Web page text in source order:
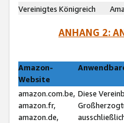
Vereinigtes Königreich
ANHANG 2:
Amazon-
Website
amazon.com.be,
amazon.fr,
amazon.de,
Diese